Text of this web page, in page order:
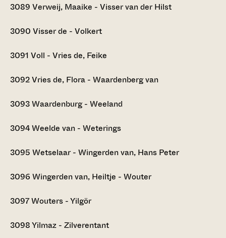
3089 Verweij, Maaike - Visser van der Hilst
3090 Visser de - Volkert
3091 Voll - Vries de, Feike
3092Vries de, Flora - Waardenberg van
3093Waardenburg - Weeland
3094Weelde van - Weterings
3095 Wetselaar - Wingerden van, Hans Peter
3096 Wingerden van, Heiltje - Wouter
3097Wouters - Yilgör
3098Yilmaz - Zilverentant